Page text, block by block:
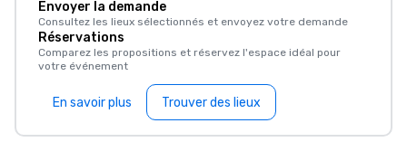
Envoyer la demande
Consultez les lieux sélectionnés et envoyez votre demande
Réservations
Comparez les propositions et réservez l'espace idéal pour
votre événement
En savoir plus Trouver des lieux